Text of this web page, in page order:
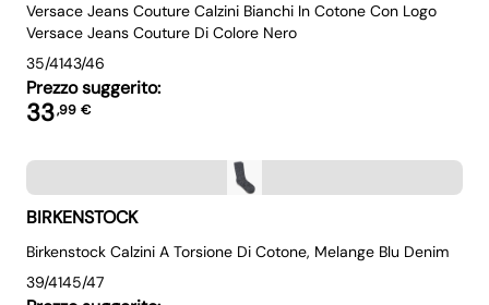
Versace Jeans Couture Calzini Bianchi In Cotone Con Logo
Versace Jeans Couture Di Colore Nero
35/4143/46
Prezzo suggerito:
33,99 €
BIRKENSTOCK
Birkenstock Calzini A Torsione Di Cotone, Melange Blu Denim
39/4145/47